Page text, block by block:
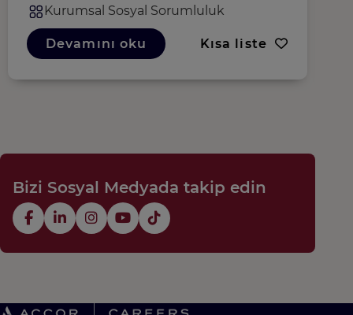
Kurumsal Sosyal Sorumluluk
Devamını oku Kısa liste
Bizi Sosyal Medyada takip edin